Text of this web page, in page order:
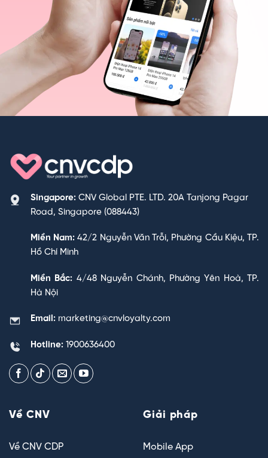
Singapore: CNV Global PTE. LTD. 20A Tanjong Pagar
Road, Singapore (088443)
Miền Nam: 42/2 Nguyễn Văn Trỗi, Phường Cầu Kiệu, TP.
Hồ Chí Minh
Miền Bắc: 4/48 Nguyễn Chánh, Phường Yên Hoà, TP.
Hà Nội
Email: marketing@cnvloyalty.com
Hotline: 1900636400
Về CNV
Về CNV CDP
Giải pháp
Mobile App